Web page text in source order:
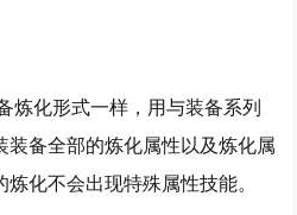
化形式一样，用与装备系列
装备全部的炼化属性以及炼化属
化不会出现特殊属性技能。